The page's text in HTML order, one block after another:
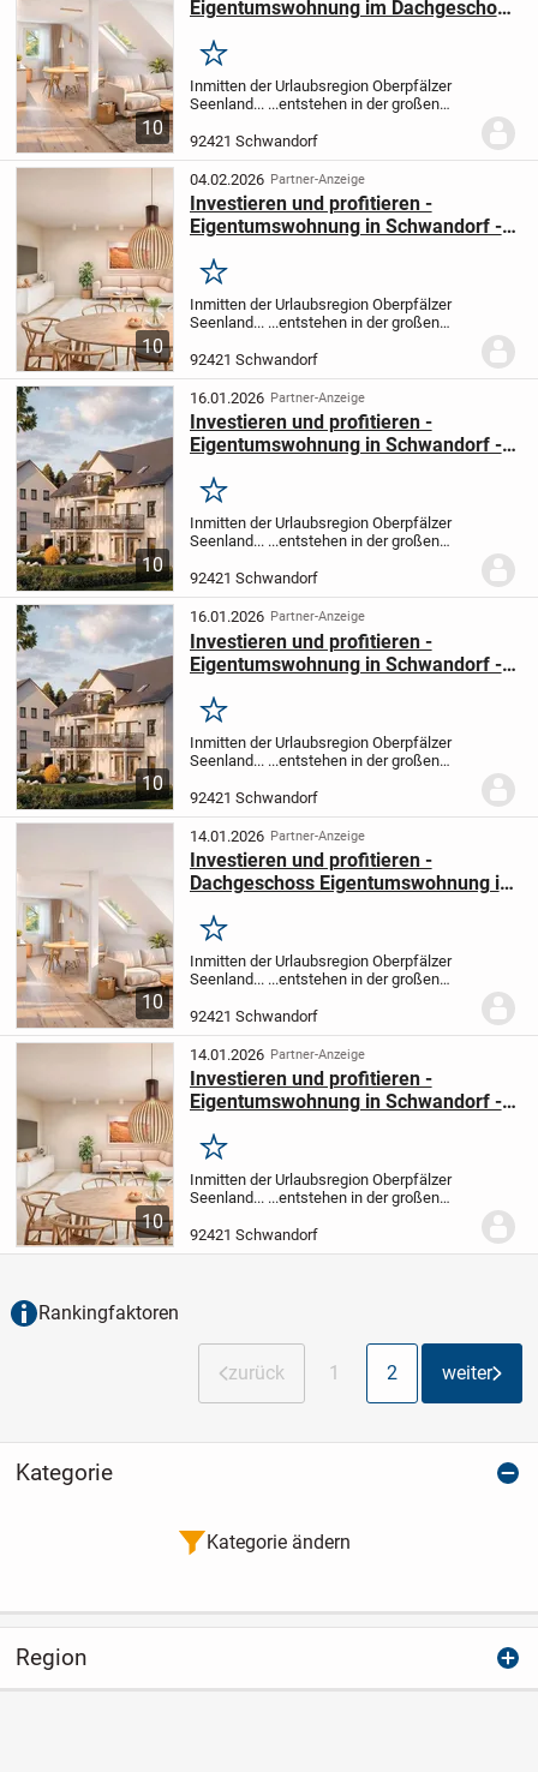
10
Eigentumswohnung im Dachgeschoss
Standard
Merken
Inmitten der Urlaubsregion Oberpfälzer
Seenland... ...entstehen in der großen
fünf moderne Eigentumswohnungen.
beiden Gebäude bieten ein hohes
Abschreibungs...
92421 Schwandorf
10
04.02.2026 Partner-Anzeige
Investieren und profitieren -
Eigentumswohnung in Schwandorf -
Merken
Inmitten der Urlaubsregion Oberpfälzer
Seenland... ...entstehen in der großen
fünf moderne Eigentumswohnungen.
beiden Gebäude bieten ein hohes
Abschreibungs...
92421 Schwandorf
10
16.01.2026 Partner-Anzeige
Investieren und profitieren -
Eigentumswohnung in Schwandorf -
Merken
Inmitten der Urlaubsregion Oberpfälzer
Seenland... ...entstehen in der großen
fünf moderne Eigentumswohnungen.
beiden Gebäude bieten ein hohes
Abschreibungs...
92421 Schwandorf
10
16.01.2026 Partner-Anzeige
Investieren und profitieren -
Eigentumswohnung in Schwandorf -
Merken
Inmitten der Urlaubsregion Oberpfälzer
Seenland... ...entstehen in der großen
fünf moderne Eigentumswohnungen.
beiden Gebäude bieten ein hohes
Abschreibungs...
92421 Schwandorf
10
14.01.2026 Partner-Anzeige
Investieren und profitieren -
Dachgeschoss Eigentumswohnung in
Merken
Inmitten der Urlaubsregion Oberpfälzer
Seenland... ...entstehen in der großen
fünf moderne Eigentumswohnungen.
beiden Gebäude bieten ein hohes
Abschreibungs...
92421 Schwandorf
10
14.01.2026 Partner-Anzeige
Investieren und profitieren -
Eigentumswohnung in Schwandorf -
Merken
Inmitten der Urlaubsregion Oberpfälzer
Seenland... ...entstehen in der großen
fünf moderne Eigentumswohnungen.
beiden Gebäude bieten ein hohes
92421 Schwandorf
Rankingfaktoren
zurück 1 2 weiter
Kategorie
Kategorie ändern
Region